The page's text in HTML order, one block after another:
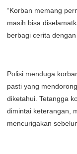
“Korban memang
masih bisa
berbagi cerita
Polisi menduga
pasti yang
diketahui. Tetangga
dimintai keterangan,
mencurigakan